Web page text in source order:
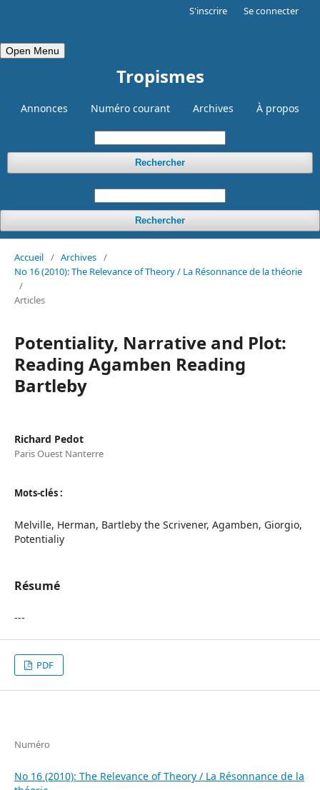
Open Menu
Tropismes
Annonces Numéro courant Archives À propos
Rechercher
S'inscrire Se connecter
Rechercher
Accueil / Archives /
No 16 (2010): The Relevance of Theory / La Résonnance de la théorie
/
Articles
Potentiality, Narrative and Plot:
Reading Agamben Reading
Bartleby
Richard Pedot
Paris Ouest Nanterre
Mots-clés :
Melville, Herman, Bartleby the Scrivener, Agamben, Giorgio,
Potentialiy
Résumé
---
PDF
Numéro
No 16 (2010): The Relevance of Theory / La Résonnance de la